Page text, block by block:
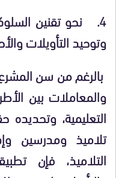
4.
نحو تقنين
وتوحيد التأويلات
بالرغم من سن
والمعاملات بين
التعليمية،
تلاميذ ومدرسين
التلاميذ، فإن